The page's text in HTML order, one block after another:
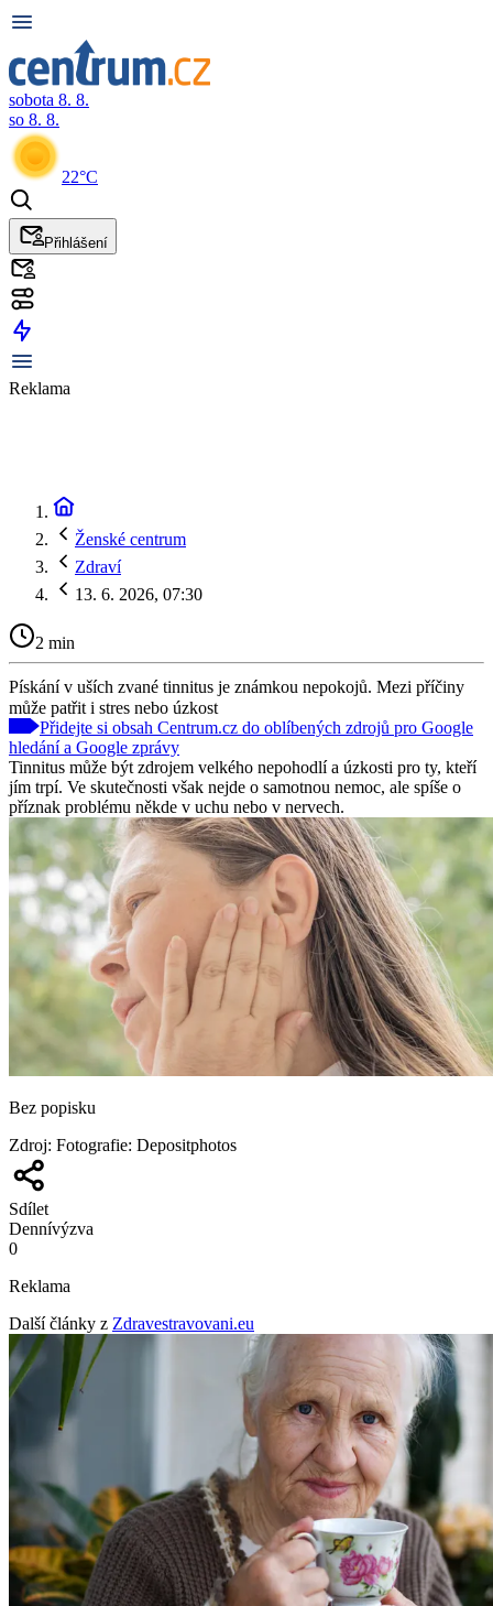
sobota 8. 8.
so 8. 8.
22°C
Přihlášení
Reklama
Ženské centrum
Zdraví
13. 6. 2026, 07:30
2 min
Pískání v uších zvané tinnitus je známkou nepokojů. Mezi příčiny
může patřit i stres nebo úzkost
Přidejte si obsah Centrum.cz do oblíbených zdrojů pro Google
hledání a Google zprávy
Tinnitus může být zdrojem velkého nepohodlí a úzkosti pro ty, kteří
jím trpí. Ve skutečnosti však nejde o samotnou nemoc, ale spíše o
příznak problému někde v uchu nebo v nervech.
Bez popisku
Zdroj: Fotografie: Depositphotos
Sdílet
Dennívýzva
0
Reklama
Další články z Zdravestravovani.eu